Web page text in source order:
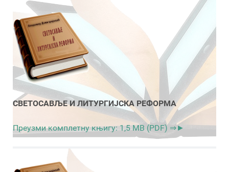
СВЕТОСАВЉЕ И ЛИТУРГИЈСКА РЕФОРМА
Преузми комплетну књигу: 1,5 MB (PDF) ⇒►